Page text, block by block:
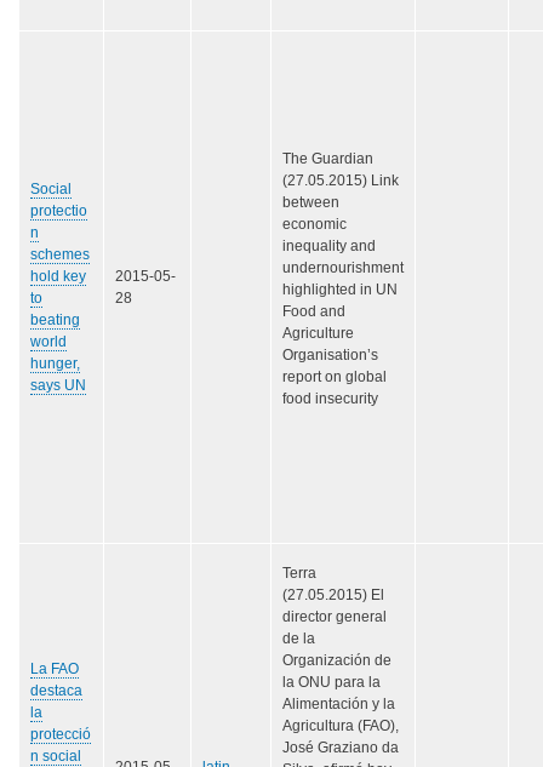
Social
protectio
n
schemes
hold key
to
beating
world
hunger,
says UN
2015-05-
28
The Guardian
(27.05.2015) Link
between
economic
inequality and
undernourishment
highlighted in UN
Food and
Agriculture
Organisation’s
report on global
food insecurity
La FAO
destaca
la
protecció
n social
Terra
(27.05.2015) El
director general
de la
Organización de
la ONU para la
Alimentación y la
Agricultura (FAO),
José Graziano da